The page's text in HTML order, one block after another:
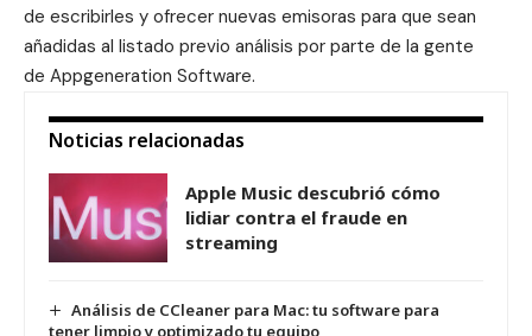
de escribirles y ofrecer nuevas emisoras para que sean
añadidas al listado previo análisis por parte de la gente
de Appgeneration Software.
Noticias relacionadas
Apple Music descubrió cómo
lidiar contra el fraude en
streaming
Análisis de CCleaner para Mac: tu software para